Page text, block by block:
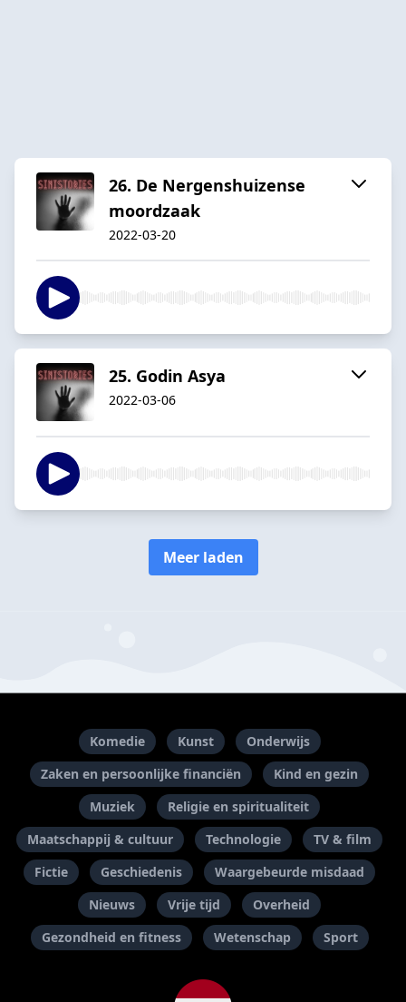
26. De Nergenshuizense
moordzaak
2022-03-20
25. Godin Asya
2022-03-06
Meer laden
Komedie Kunst
Onderwijs
Zaken en persoonlijke financiën
Kind en gezin
Muziek
Religie en spiritualiteit
Maatschappij & cultuur
Technologie
TV & film
Fictie
Geschiedenis
Waargebeurde misdaad
Nieuws
Vrije tijd
Overheid
Gezondheid en fitness
Wetenschap Sport